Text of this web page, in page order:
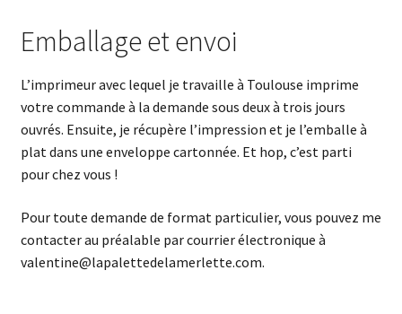
Emballage et envoi
L’imprimeur avec lequel je travaille à Toulouse imprime
votre commande à la demande sous deux à trois jours
ouvrés. Ensuite, je récupère l’impression et je l’emballe à
plat dans une enveloppe cartonnée. Et hop, c’est parti
pour chez vous !
Pour toute demande de format particulier, vous pouvez me
contacter au préalable par courrier électronique à
valentine@lapalettedelamerlette.com.